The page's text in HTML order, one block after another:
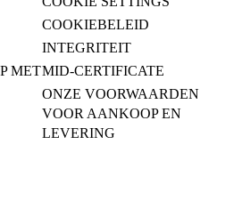
MET
COOKIEBELEID
INTEGRITEIT
MID-CERTIFICATE
ONZE VOORWAARDEN
VOOR AANKOOP EN
LEVERING